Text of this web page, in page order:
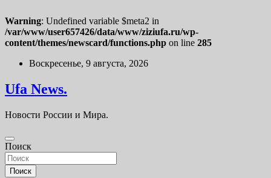
Warning: Undefined variable $meta2 in
/var/www/user657426/data/www/ziziufa.ru/wp-
content/themes/newscard/functions.php on line 285
Перейти
содержимому
Воскресенье, 9 августа, 2026
Ufa News.
Новости России и Мира.
Поиск
Поиск